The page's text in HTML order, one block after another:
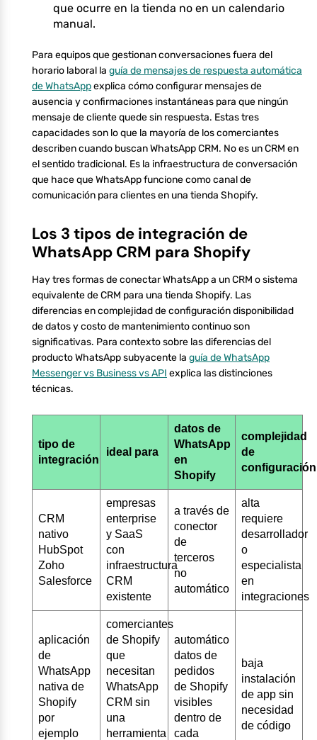
que ocurre en la tienda no en un calendario
manual.
Para equipos que gestionan conversaciones fuera del
horario laboral la guía de mensajes de respuesta automática
de WhatsAppexplica cómo configurar mensajes de
ausencia y confirmaciones instantáneas para que ningún
mensaje de cliente quede sin respuesta. Estas tres
capacidades son lo que la mayoría de los comerciantes
describen cuando buscan WhatsApp CRM. No es un CRM en
el sentido tradicional. Es la infraestructura de conversación
que hace que WhatsApp funcione como canal de
comunicación para clientes en una tienda Shopify.
Los 3 tipos de integración de
WhatsApp CRM para Shopify
Hay tres formas de conectar WhatsApp a un CRM o sistema
equivalente de CRM para una tienda Shopify. Las
diferencias en complejidad de configuración disponibilidad
de datos y costo de mantenimiento continuo son
significativas. Para contexto sobre las diferencias del
producto WhatsApp subyacente la guía de WhatsApp
Messenger vs Business vs API explica las distinciones
técnicas.
tipo de
integración
ideal para
datos de
WhatsApp
en
Shopify
complejidad
de
configuración
CRM
nativo
HubSpot
Zoho
Salesforce
empresas
enterprise
y SaaS
con
infraestructura
CRM
existente
a través de
conector
de
terceros
no
automático
alta
requiere
desarrollador
o
especialista
en
integraciones
aplicación
de
WhatsApp
nativa de
Shopify
por
ejemplo
comerciantes
de Shopify
que
necesitan
WhatsApp
CRM sin
una
herramienta
automático
datos de
pedidos
de Shopify
visibles
dentro de
cada
baja
instalación
de app sin
necesidad
de código